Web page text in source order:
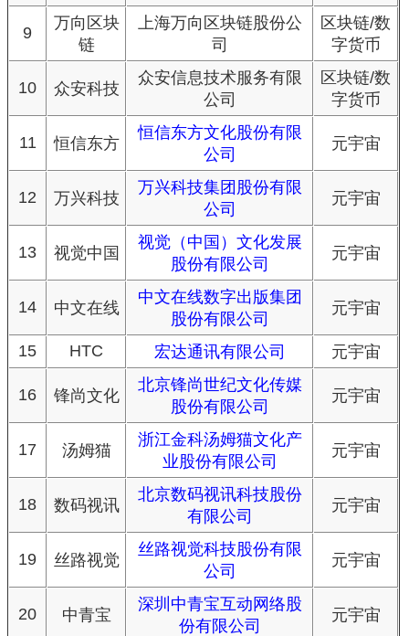
9
万向区块
链
上海万向区块链股份公
司
区块链/数
字货币
10 众安科技
众安信息技术服务有限
公司
区块链/数
字货币
11 恒信东方
恒信东方文化股份有限
公司
元宇宙
12 万兴科技
万兴科技集团股份有限
公司
元宇宙
13 视觉中国
视觉（中国）文化发展
股份有限公司
元宇宙
14 中文在线
中文在线数字出版集团
股份有限公司
元宇宙
15 HTC 宏达通讯有限公司 元宇宙
16 锋尚文化
北京锋尚世纪文化传媒
股份有限公司
元宇宙
17 汤姆猫
浙江金科汤姆猫文化产
业股份有限公司
元宇宙
18 数码视讯
北京数码视讯科技股份
有限公司
元宇宙
19 丝路视觉
丝路视觉科技股份有限
公司
元宇宙
20 中青宝
深圳中青宝互动网络股
份有限公司
元宇宙